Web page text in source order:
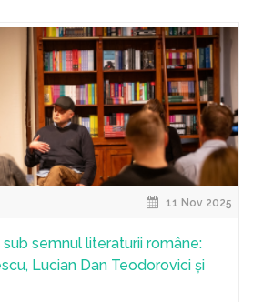
11 Nov 2025
semnul literaturii române:
Lucian Dan Teodorovici și